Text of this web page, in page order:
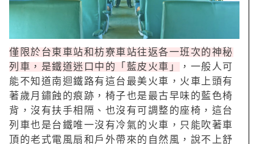
僅限於台東車站和枋寮車站往返各一班次的神秘
列車，是鐵道迷口中的「藍皮火車」
，一般人可
能不知道南迴鐵路有這台最美火車，火車上頭有
著歲月鏽蝕的痕跡，椅子也是最古早味的藍色椅
背，沒有扶手相隔、也沒有可調整的座椅，這台
列車也是台鐵唯一沒有冷氣的火車，只能吹著車
頂的老式電風扇和戶外帶來的自然風，說不上舒